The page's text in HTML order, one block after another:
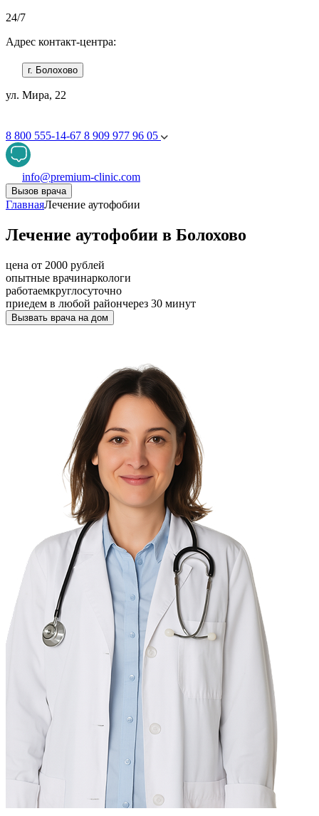
24/7
Адрес контакт-центра:
г. Болохово
ул. Мира, 22
8 800 555-14-67 8 909 977 96 05
info@premium-clinic.com
Вызов врача
ГлавнаяЛечение аутофобии
Лечение аутофобии в Болохово
цена от 2000 рублей
опытные врачинаркологи
работаемкруглосуточно
приедем в любой райончерез 30 минут
Вызвать врача на дом